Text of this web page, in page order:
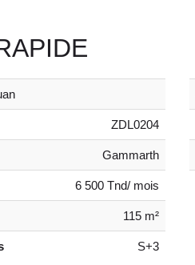
ZDL0204
Gammarth
6 500 Tnd/ mois
115 m²
S+3